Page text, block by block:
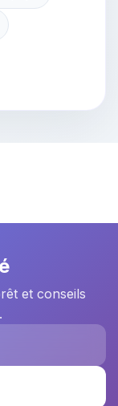
et conseils